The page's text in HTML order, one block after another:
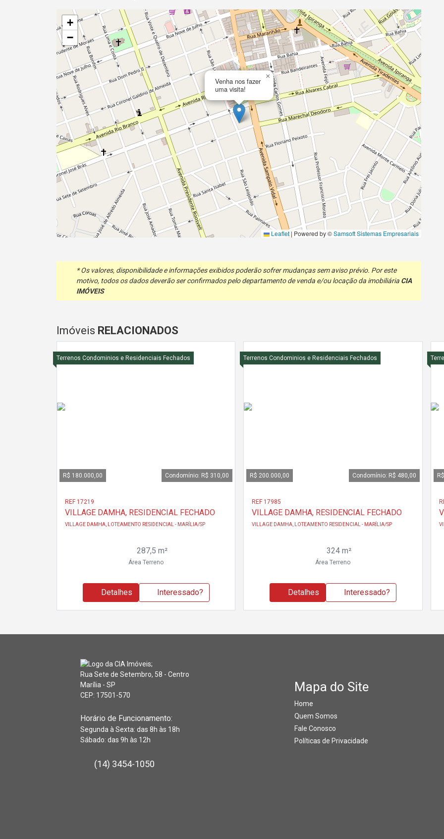
Venha nos fazer
uma visita!
×
+
−
Leaflet| Powered by ©Samsoft Sistemas Empresariais
* Os valores, disponibilidade e informações exibidos poderão sofrer mudanças sem aviso prévio. Por este
motivo, todos os dados deverão ser confirmados pelo departamento de venda e/ou locação da imobiliária CIA
IMÓVEIS
Imóveis RELACIONADOS
Terrenos Condominios e Residenciais Fechados
R$ 180.000,00 Condomínio: R$ 310,00
REF 17219
VILLAGE DAMHA, RESIDENCIAL FECHADO
VILLAGE DAMHA, LOTEAMENTO RESIDENCIAL - MARÍLIA/SP
287,5 m²
Área Terreno
Detalhes Interessado?
Terrenos Condominios e Residenciais Fechados
R$ 200.000,00 Condomínio: R$ 480,00
REF 17985
VILLAGE DAMHA, RESIDENCIAL FECHADO
VILLAGE DAMHA, LOTEAMENTO RESIDENCIAL - MARÍLIA/SP
324 m²
Área Terreno
Detalhes Interessado?
Rua Sete de Setembro, 58 - Centro
Marília - SP
CEP: 17501-570
Horário de Funcionamento:
Segunda à Sexta: das 8h às 18h
Sábado: das 9h às 12h
(14) 3454-1050
Mapa do Site
Home
Quem Somos
Fale Conosco
Políticas de Privacidade